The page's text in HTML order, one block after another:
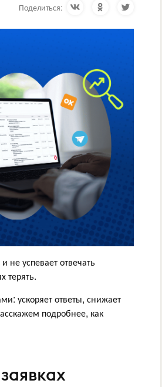
Поделиться:
не успевает отвечать
терять.
ускоряет ответы, снижает
подробнее, как